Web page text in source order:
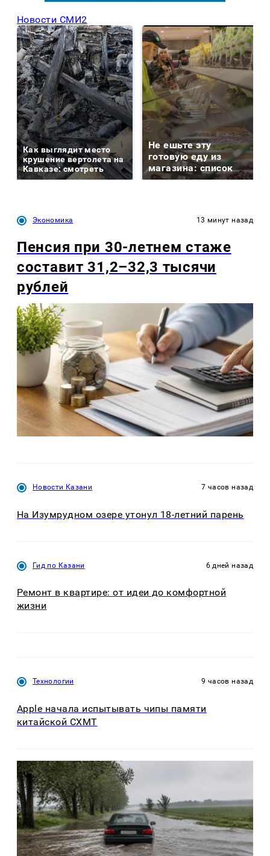
Новости СМИ2
Как выглядит место
крушение вертолета на
Кавказе: смотреть
Не ешьте эту
готовую еду из
магазина: список
Экономика 13 минут назад
Пенсия при 30-летнем стаже
составит 31,2–32,3 тысячи
рублей
Новости Казани 7 часов назад
На Изумрудном озере утонул 18-летний парень
Гид по Казани 6 дней назад
Ремонт в квартире: от идеи до комфортной
жизни
Технологии 9 часов назад
Apple начала испытывать чипы памяти
китайской CXMT